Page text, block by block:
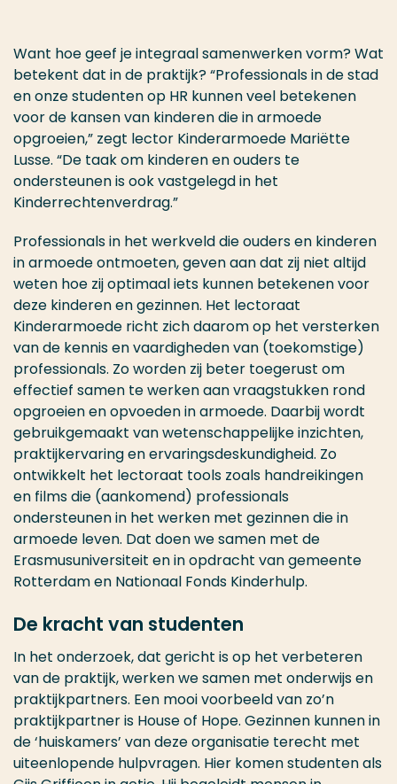
Want hoe geef je integraal samenwerken vorm? Wat
betekent dat in de praktijk? “Professionals in de stad
en onze studenten op HR kunnen veel betekenen
voor de kansen van kinderen die in armoede
opgroeien,” zegt lector Kinderarmoede Mariëtte
Lusse. “De taak om kinderen en ouders te
ondersteunen is ook vastgelegd in het
Kinderrechtenverdrag.”
Professionals in het werkveld die ouders en kinderen
in armoede ontmoeten, geven aan dat zij niet altijd
weten hoe zij optimaal iets kunnen betekenen voor
deze kinderen en gezinnen. Het lectoraat
Kinderarmoede richt zich daarom op het versterken
van de kennis en vaardigheden van (toekomstige)
professionals. Zo worden zij beter toegerust om
effectief samen te werken aan vraagstukken rond
opgroeien en opvoeden in armoede. Daarbij wordt
gebruikgemaakt van wetenschappelijke inzichten,
praktijkervaring en ervaringsdeskundigheid. Zo
ontwikkelt het lectoraat tools zoals handreikingen
en films die (aankomend) professionals
ondersteunen in het werken met gezinnen die in
armoede leven. Dat doen we samen met de
Erasmusuniversiteit en in opdracht van gemeente
Rotterdam en Nationaal Fonds Kinderhulp.
De kracht van studenten
In het onderzoek, dat gericht is op het verbeteren
van de praktijk, werken we samen met onderwijs en
praktijkpartners. Een mooi voorbeeld van zo’n
praktijkpartner is House of Hope. Gezinnen kunnen in
de ‘huiskamers’ van deze organisatie terecht met
uiteenlopende hulpvragen. Hier komen studenten als